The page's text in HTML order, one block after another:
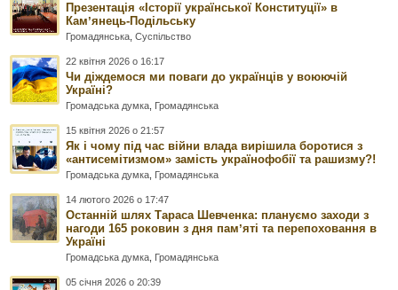
Презентація «Історії української Конституції» в
Камʼянець-Подільську
Громадянська ,Суспільство
22 квітня 2026 о 16:17
Чи діждемося ми поваги до українців у воюючій
Україні?
Громадська думка Громадянська
15 квітня 2026 о 21:57
Як і чому під час війни влада вирішила боротися з
«антисемітизмом» замість українофобії та рашизму?!
Громадська думка Громадянська
14 лютого 2026 о 17:47
Останній шлях Тараса Шевченка: плануємо заходи з
нагоди 165 роковин з дня памʼяті та перепоховання в
Україні
Громадська думка Громадянська
05 січня 2026 о 20:39